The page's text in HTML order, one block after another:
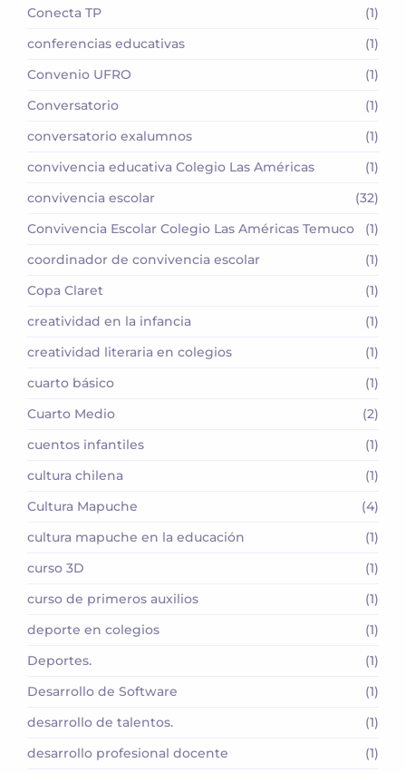
Conecta TP
(1)
conferencias educativas
(1)
Convenio UFRO
(1)
Conversatorio
(1)
conversatorio exalumnos
(1)
convivencia educativa Colegio Las Américas
(1)
convivencia escolar
(32)
Convivencia Escolar Colegio Las Américas Temuco
(1)
coordinador de convivencia escolar
(1)
Copa Claret
(1)
creatividad en la infancia
(1)
creatividad literaria en colegios
(1)
cuarto básico
(1)
Cuarto Medio
(2)
cuentos infantiles
(1)
cultura chilena
(1)
Cultura Mapuche
(4)
cultura mapuche en la educación
(1)
curso 3D
(1)
curso de primeros auxilios
(1)
deporte en colegios
(1)
Deportes.
(1)
Desarrollo de Software
(1)
desarrollo de talentos.
(1)
desarrollo profesional docente
(1)